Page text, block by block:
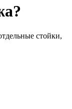
стойки,